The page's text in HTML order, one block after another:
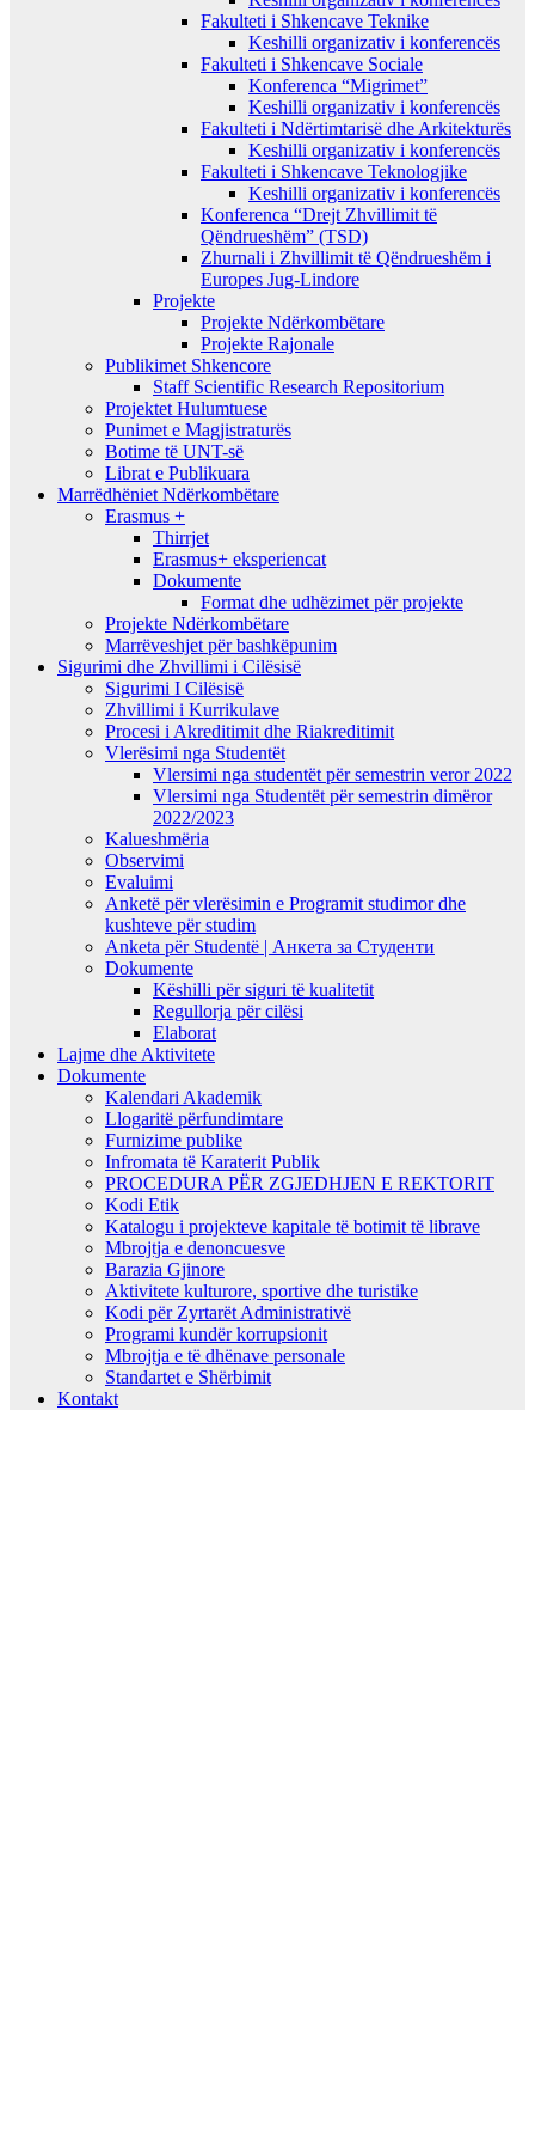
Fakulteti i Shkencave Teknike
Keshilli organizativ i konferencës
Fakulteti i Shkencave Sociale
Konferenca “Migrimet”
Keshilli organizativ i konferencës
Fakulteti i Ndërtimtarisë dhe Arkitekturës
Keshilli organizativ i konferencës
Fakulteti i Shkencave Teknologjike
Keshilli organizativ i konferencës
Konferenca “Drejt Zhvillimit të
Qëndrueshëm” (TSD)
Zhurnali i Zhvillimit të Qëndrueshëm i
Europes Jug-Lindore
Projekte
Projekte Ndërkombëtare
Projekte Rajonale
Publikimet Shkencore
Staff Scientific Research Repositorium
Projektet Hulumtuese
Punimet e Magjistraturës
Botime të UNT-së
Librat e Publikuara
Marrëdhëniet Ndërkombëtare
Erasmus +
Thirrjet
Erasmus+ eksperiencat
Dokumente
Format dhe udhëzimet për projekte
Projekte Ndërkombëtare
Marrëveshjet për bashkëpunim
Sigurimi dhe Zhvillimi i Cilësisë
Sigurimi I Cilësisë
Zhvillimi i Kurrikulave
Procesi i Akreditimit dhe Riakreditimit
Vlerësimi nga Studentët
Vlersimi nga studentët për semestrin veror 2022
Vlersimi nga Studentët për semestrin dimëror
2022/2023
Kalueshmëria
Observimi
Evaluimi
Anketë për vlerësimin e Programit studimor dhe
kushteve për studim
Anketa për Studentë | Анкета за Студенти
Dokumente
Këshilli për siguri të kualitetit
Regullorja për cilësi
Elaborat
Lajme dhe Aktivitete
Dokumente
Kalendari Akademik
Llogaritë përfundimtare
Furnizime publike
Infromata të Karaterit Publik
PROCEDURA PËR ZGJEDHJEN E REKTORIT
Kodi Etik
Katalogu i projekteve kapitale të botimit të librave
Mbrojtja e denoncuesve
Barazia Gjinore
Aktivitete kulturore, sportive dhe turistike
Kodi për Zyrtarët Administrativë
Programi kundër korrupsionit
Mbrojtja e të dhënave personale
Standartet e Shërbimit
Kontakt